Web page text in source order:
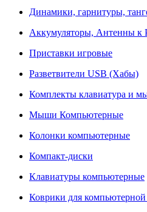
Динамики, гарнитуры,
Аккумуляторы, Антенны к
Приставки игровые
Разветвители USB (Хабы)
Комплекты клавиатура и
Мыши Компьютерные
Колонки компьютерные
Компакт-диски
Клавиатуры компьютерные
Коврики для